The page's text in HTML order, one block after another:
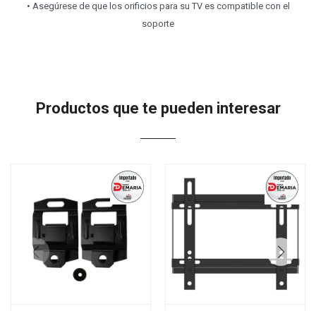
• Asegúrese de que los orificios para su TV es compatible con el
soporte
Productos que te pueden interesar